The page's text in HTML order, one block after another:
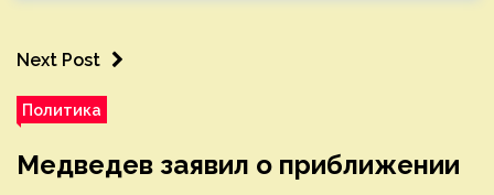
Next Post
Политика
Медведев заявил о приближении